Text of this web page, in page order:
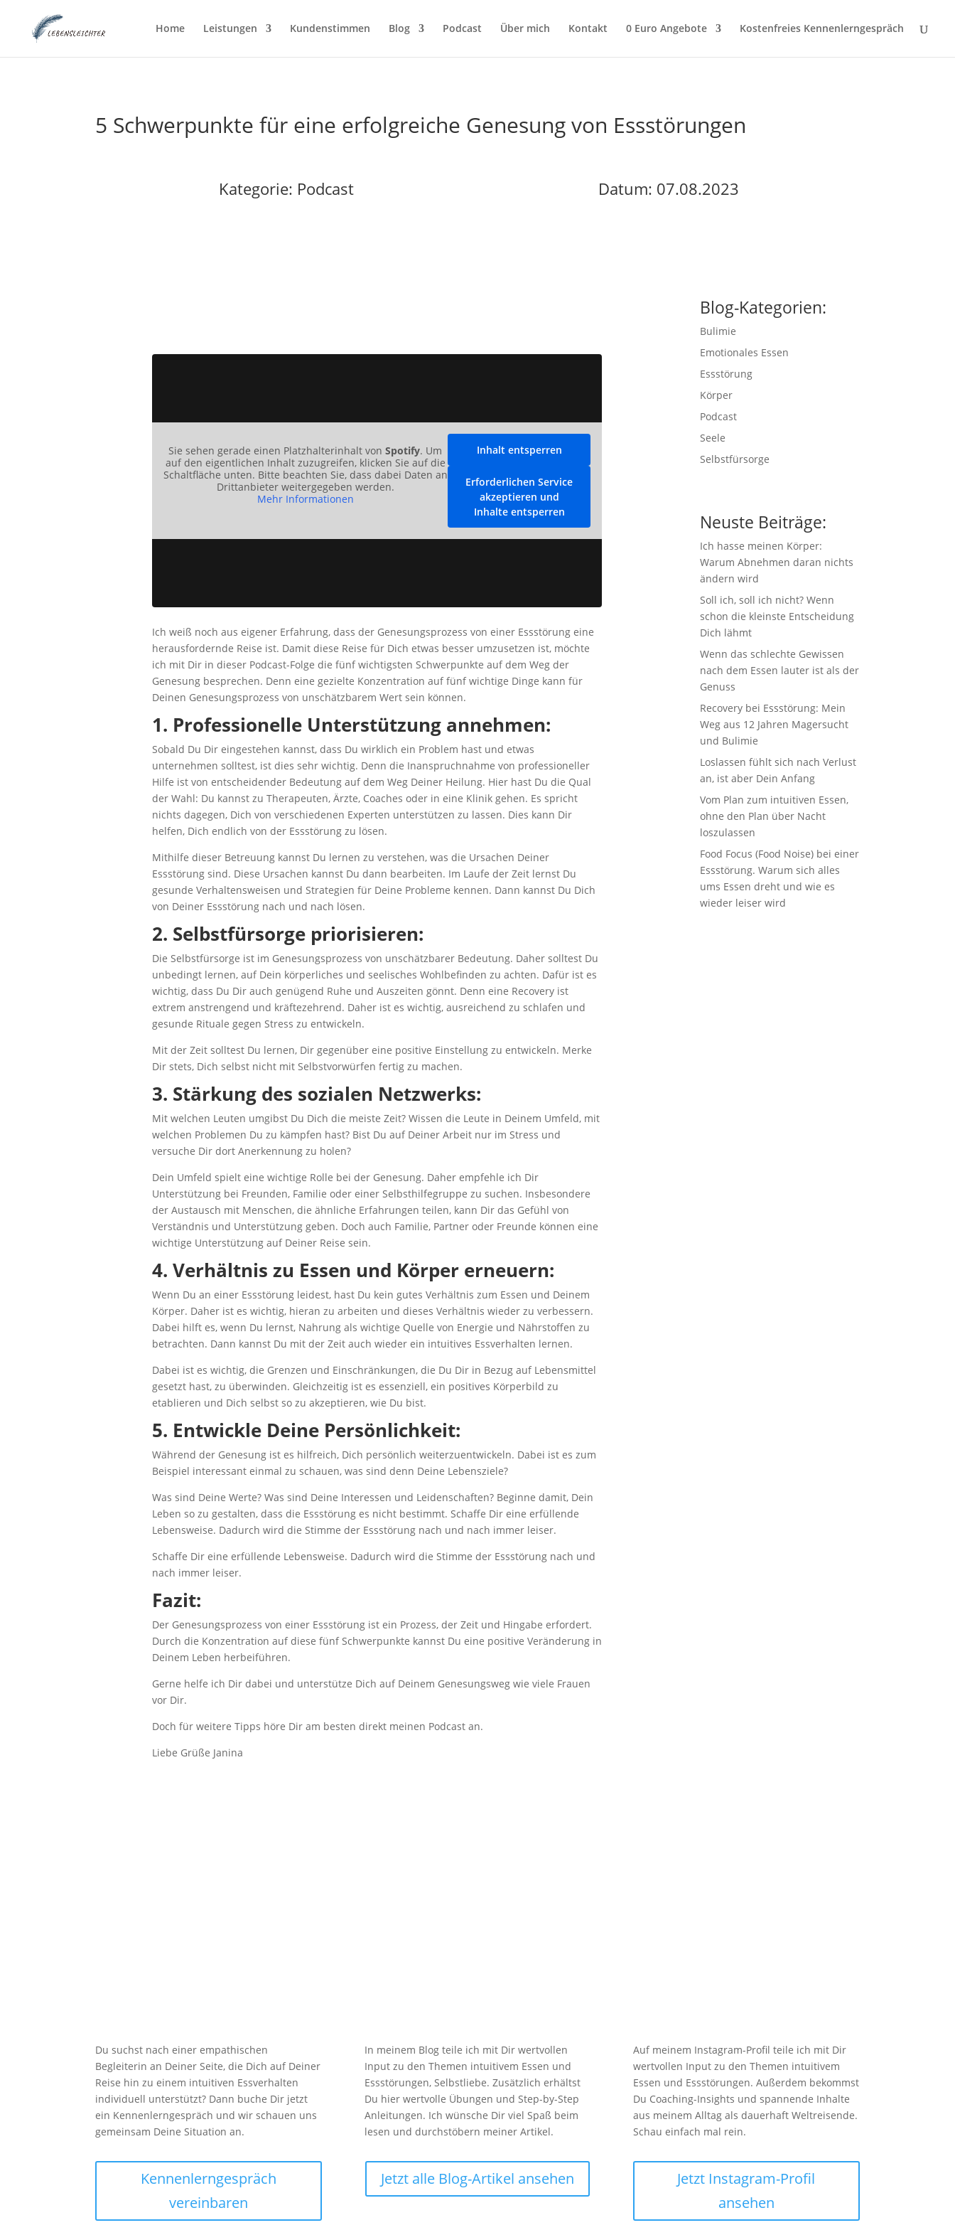
Home Leistungen Kundenstimmen Blog Podcast Über mich Kontakt 0 Euro Angebote Kostenfreies Kennenlerngespräch
5 Schwerpunkte für eine erfolgreiche Genesung von Essstörungen
Kategorie: Podcast Datum: 07.08.2023
Sie sehen gerade einen Platzhalterinhalt vonSpotify. Um
auf den eigentlichen Inhalt zuzugreifen, klicken Sie auf die
Schaltfläche unten. Bitte beachten Sie, dass dabei Daten an
Drittanbieter weitergegeben werden.
Mehr Informationen
Inhalt entsperren
Erforderlichen Service
akzeptieren und
Inhalte entsperren
Ich weiß noch aus eigener Erfahrung, dass der Genesungsprozess von einer Essstörung eine
herausfordernde Reise ist. Damit diese Reise für Dich etwas besser umzusetzen ist, möchte
ich mit Dir in dieser Podcast-Folge die fünf wichtigsten Schwerpunkte auf dem Weg der
Genesung besprechen. Denn eine gezielte Konzentration auf fünf wichtige Dinge kann für
Deinen Genesungsprozess von unschätzbarem Wert sein können.
1. Professionelle Unterstützung annehmen:
Sobald Du Dir eingestehen kannst, dass Du wirklich ein Problem hast und etwas
unternehmen solltest, ist dies sehr wichtig. Denn die Inanspruchnahme von professioneller
Hilfe ist von entscheidender Bedeutung auf dem Weg Deiner Heilung. Hier hast Du die Qual
der Wahl: Du kannst zu Therapeuten, Ärzte, Coaches oder in eine Klinik gehen. Es spricht
nichts dagegen, Dich von verschiedenen Experten unterstützen zu lassen. Dies kann Dir
helfen, Dich endlich von der Essstörung zu lösen.
Mithilfe dieser Betreuung kannst Du lernen zu verstehen, was die Ursachen Deiner
Essstörung sind. Diese Ursachen kannst Du dann bearbeiten. Im Laufe der Zeit lernst Du
gesunde Verhaltensweisen und Strategien für Deine Probleme kennen. Dann kannst Du Dich
von Deiner Essstörung nach und nach lösen.
2. Selbstfürsorge priorisieren:
Die Selbstfürsorge ist im Genesungsprozess von unschätzbarer Bedeutung. Daher solltest Du
unbedingt lernen, auf Dein körperliches und seelisches Wohlbefinden zu achten. Dafür ist es
wichtig, dass Du Dir auch genügend Ruhe und Auszeiten gönnt. Denn eine Recovery ist
extrem anstrengend und kräftezehrend. Daher ist es wichtig, ausreichend zu schlafen und
gesunde Rituale gegen Stress zu entwickeln.
Mit der Zeit solltest Du lernen, Dir gegenüber eine positive Einstellung zu entwickeln. Merke
Dir stets, Dich selbst nicht mit Selbstvorwürfen fertig zu machen.
3. Stärkung des sozialen Netzwerks:
Mit welchen Leuten umgibst Du Dich die meiste Zeit? Wissen die Leute in Deinem Umfeld, mit
welchen Problemen Du zu kämpfen hast? Bist Du auf Deiner Arbeit nur im Stress und
versuche Dir dort Anerkennung zu holen?
Dein Umfeld spielt eine wichtige Rolle bei der Genesung. Daher empfehle ich Dir
Unterstützung bei Freunden, Familie oder einer Selbsthilfegruppe zu suchen. Insbesondere
der Austausch mit Menschen, die ähnliche Erfahrungen teilen, kann Dir das Gefühl von
Verständnis und Unterstützung geben. Doch auch Familie, Partner oder Freunde können eine
wichtige Unterstützung auf Deiner Reise sein.
4. Verhältnis zu Essen und Körper erneuern:
Wenn Du an einer Essstörung leidest, hast Du kein gutes Verhältnis zum Essen und Deinem
Körper. Daher ist es wichtig, hieran zu arbeiten und dieses Verhältnis wieder zu verbessern.
Dabei hilft es, wenn Du lernst, Nahrung als wichtige Quelle von Energie und Nährstoffen zu
betrachten. Dann kannst Du mit der Zeit auch wieder ein intuitives Essverhalten lernen.
Dabei ist es wichtig, die Grenzen und Einschränkungen, die Du Dir in Bezug auf Lebensmittel
gesetzt hast, zu überwinden. Gleichzeitig ist es essenziell, ein positives Körperbild zu
etablieren und Dich selbst so zu akzeptieren, wie Du bist.
5. Entwickle Deine Persönlichkeit:
Während der Genesung ist es hilfreich, Dich persönlich weiterzuentwickeln. Dabei ist es zum
Beispiel interessant einmal zu schauen, was sind denn Deine Lebensziele?
Was sind Deine Werte? Was sind Deine Interessen und Leidenschaften? Beginne damit, Dein
Leben so zu gestalten, dass die Essstörung es nicht bestimmt. Schaffe Dir eine erfüllende
Lebensweise. Dadurch wird die Stimme der Essstörung nach und nach immer leiser.
Schaffe Dir eine erfüllende Lebensweise. Dadurch wird die Stimme der Essstörung nach und
nach immer leiser.
Fazit:
Der Genesungsprozess von einer Essstörung ist ein Prozess, der Zeit und Hingabe erfordert.
Durch die Konzentration auf diese fünf Schwerpunkte kannst Du eine positive Veränderung in
Deinem Leben herbeiführen.
Gerne helfe ich Dir dabei und unterstütze Dich auf Deinem Genesungsweg wie viele Frauen
vor Dir.
Doch für weitere Tipps höre Dir am besten direkt meinen Podcast an.
Liebe Grüße Janina
Blog-Kategorien:
Bulimie
Emotionales Essen
Essstörung
Körper
Podcast
Seele
Selbstfürsorge
Neuste Beiträge:
Ich hasse meinen Körper:
Warum Abnehmen daran nichts
ändern wird
Soll ich, soll ich nicht? Wenn
schon die kleinste Entscheidung
Dich lähmt
Wenn das schlechte Gewissen
nach dem Essen lauter ist als der
Genuss
Recovery bei Essstörung: Mein
Weg aus 12 Jahren Magersucht
und Bulimie
Loslassen fühlt sich nach Verlust
an, ist aber Dein Anfang
Vom Plan zum intuitiven Essen,
ohne den Plan über Nacht
loszulassen
Food Focus (Food Noise) bei einer
Essstörung. Warum sich alles
ums Essen dreht und wie es
wieder leiser wird
Du suchst nach einer empathischen
Begleiterin an Deiner Seite, die Dich auf Deiner
Reise hin zu einem intuitiven Essverhalten
individuell unterstützt? Dann buche Dir jetzt
ein Kennenlerngespräch und wir schauen uns
gemeinsam Deine Situation an.
Kennenlerngespräch
vereinbaren
In meinem Blog teile ich mit Dir wertvollen
Input zu den Themen intuitivem Essen und
Essstörungen, Selbstliebe. Zusätzlich erhältst
Du hier wertvolle Übungen und Step-by-Step
Anleitungen. Ich wünsche Dir viel Spaß beim
lesen und durchstöbern meiner Artikel.
Jetzt alle Blog-Artikel ansehen
Auf meinem Instagram-Profil teile ich mit Dir
wertvollen Input zu den Themen intuitivem
Essen und Essstörungen. Außerdem bekommst
Du Coaching-Insights und spannende Inhalte
aus meinem Alltag als dauerhaft Weltreisende.
Schau einfach mal rein.
Jetzt Instagram-Profil
ansehen